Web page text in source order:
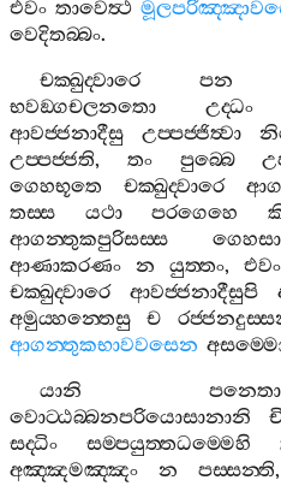
එවං තාවෙත්‍ථ
වෙදිතබ‍්බං.
චක‍්ඛුද‍්වාරෙ
පන
භවඞ‍්ගචලනතො
උද‍්ධං
ආවජ‍්ජනාදීසු
උප‍්පජ‍්ජිත්‍වා
උප‍්පජ‍්ජති, තං පුබ‍්බෙ
ගෙහභූතෙ
චක‍්ඛුද‍්වාරෙ
තස‍්ස
යථා පරගෙහෙ
ආගන‍්තුකපුරිසස‍්ස
ආණාකරණං
න යුත‍්තං, එවං
චක‍්ඛුද‍්වාරෙ
ආවජ‍්ජනාදීසුපි
අමුය‍්හන‍්තෙසු
ච
ආගන‍්තුකභාවවසෙන
යානි
වොට‍්ඨබ‍්බනපරියොසානානි
සද‍්ධිං
සම‍්පයුත‍්තධම‍්මෙහි
අඤ‍්ඤමඤ‍්ඤං
න පස‍්සන‍්ති